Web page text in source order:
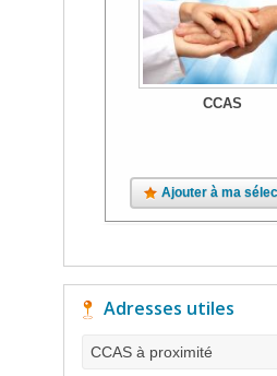
CCAS
Ajouter à ma
Adresses utiles
CCAS à proximité